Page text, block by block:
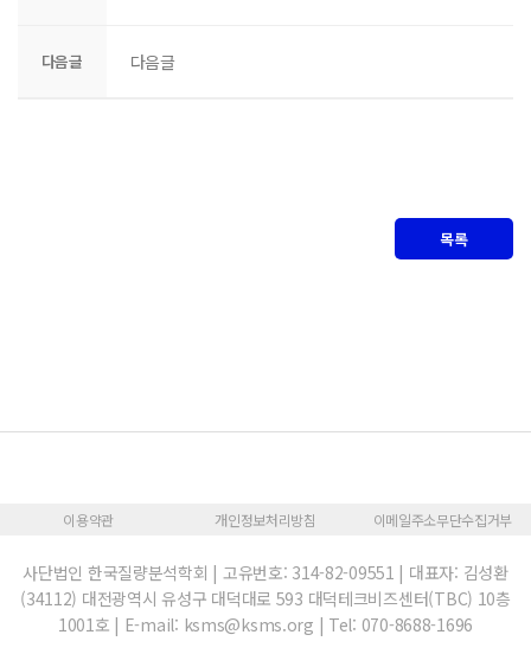
다음글 다음글
목록
이용약관 개인정보처리방침 이메일주소무단수집거부
사단법인 한국질량분석학회 | 고유번호: 314-82-09551 | 대표자: 김성환
(34112) 대전광역시 유성구 대덕대로 593 대덕테크비즈센터(TBC) 10층
1001호 | E-mail: ksms@ksms.org | Tel: 070-8688-1696